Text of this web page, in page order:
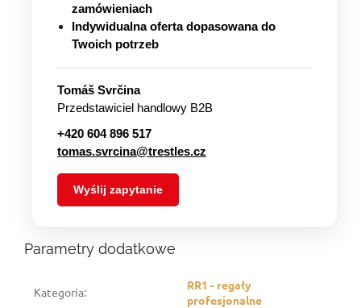
zamówieniach
Indywidualna oferta dopasowana do
Twoich potrzeb
Tomáš Svrčina
Przedstawiciel handlowy B2B
+420 604 896 517
tomas.svrcina@trestles.cz
Wyślij zapytanie
Parametry dodatkowe
Kategoria:
RR1 - regały
profesjonalne